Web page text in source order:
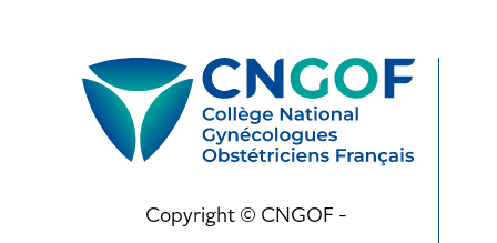
Copyright © CNGOF -